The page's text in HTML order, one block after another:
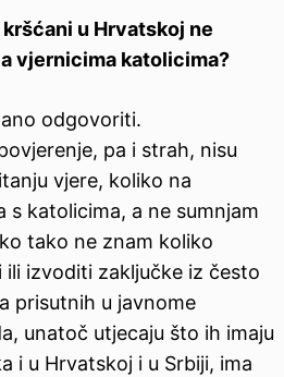
u Hrvatskoj ne
vjernicima katolicima?
odgovoriti.
pa i strah, nisu
vjere, koliko na
s katolicima, a ne sumnjam
tako ne znam koliko
ili izvoditi zaključke iz često
prisutnih u javnome
unatoč utjecaju što ih imaju
i u Hrvatskoj i u Srbiji, ima